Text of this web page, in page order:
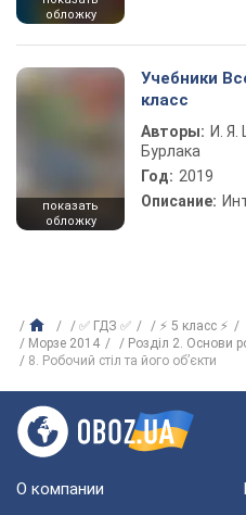
обложку
показать
обложку
Учебники
класс
Авторы: И. Я.
Бурлака
Год: 2019
Описание:
✅ ГДЗ ✅ ⚡ 5 класс ⚡
Морзе 2014
Розділ 2. Основи
8. Робочий стіл та його об’єкти
О компании